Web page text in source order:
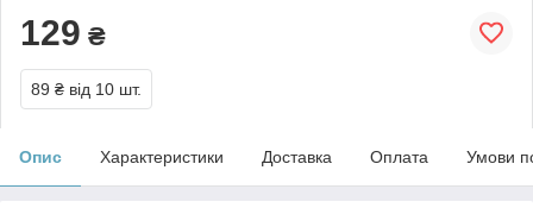
129 ₴
89 ₴ від 10 шт.
Опис Характеристики Доставка Оплата Умови